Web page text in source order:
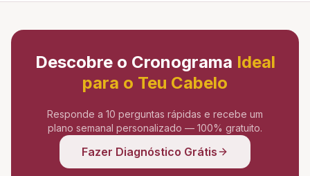
Descobre o Cronograma Ideal
para o Teu Cabelo
Responde a 10 perguntas rápidas e recebe um
plano semanal personalizado — 100% gratuito.
Fazer Diagnóstico Grátis